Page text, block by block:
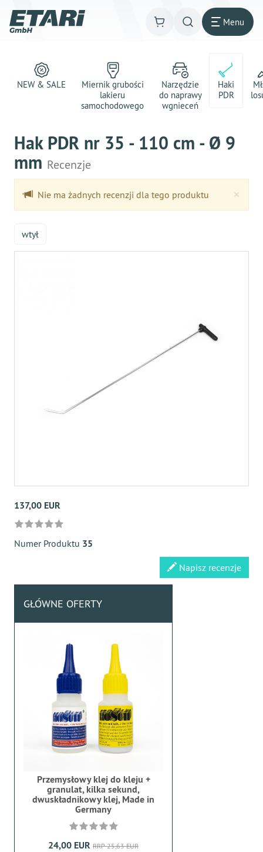
Menu
NEW & SALE
Miernik grubości
lakieru
samochodowego
Narzędzie
do naprawy
wgnieceń
Haki
PDR
Hak PDR nr 35 - 110 cm - Ø 9
mm Recenzje
×
Nie ma żadnych recenzji dla tego produktu
wtył
137,00 EUR
Numer Produktu 35
Napisz recenzje
GŁÓWNE OFERTY
Przemysłowy klej do kleju +
granulat, kilka sekund,
dwuskładnikowy klej, Made in
Germany
24,00 EUR RRP 25,63 EUR